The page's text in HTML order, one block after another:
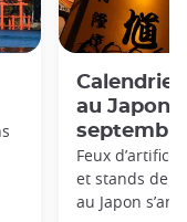
au Japon:
Feux
et stands de
au Japon